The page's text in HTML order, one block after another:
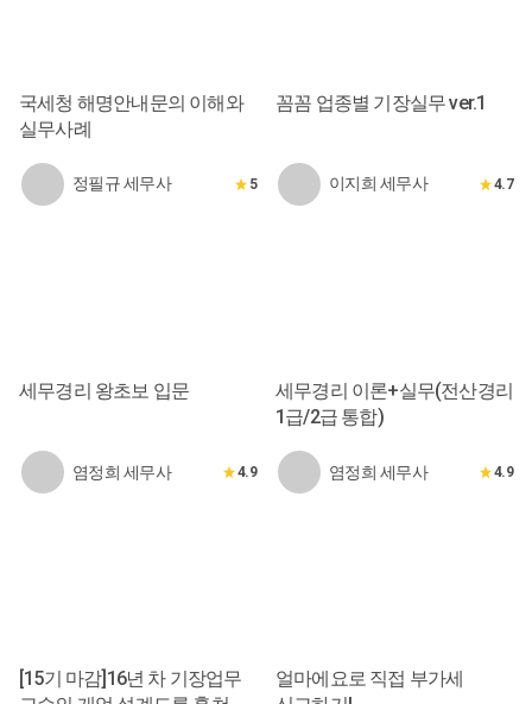
국세청 해명안내문의 이해와
실무사례
정필규 세무사 5
꼼꼼 업종별 기장실무 ver.1
이지희 세무사 4.7
세무경리 왕초보 입문
염정희 세무사 4.9
세무경리 이론+실무(전산경리
1급/2급 통합)
염정희 세무사 4.9
[15기 마감]16년 차 기장업무
얼마에요로 직접 부가세